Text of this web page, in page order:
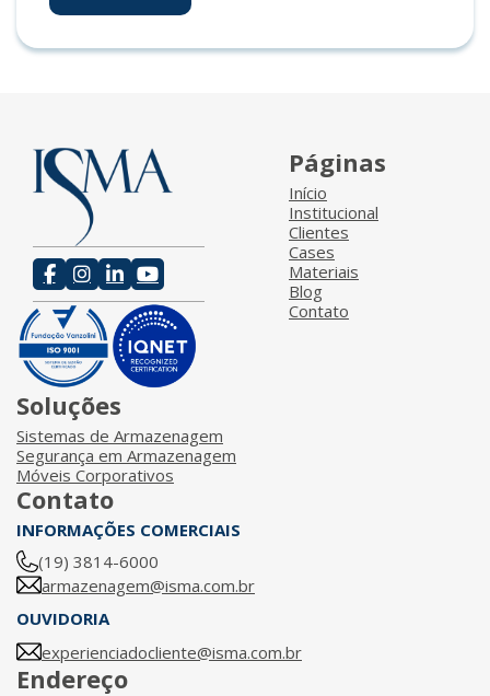
Páginas
Início
Institucional
Clientes
Cases
Materiais
Blog
Contato
Soluções
Sistemas de Armazenagem
Segurança em Armazenagem
Móveis Corporativos
Contato
INFORMAÇÕES COMERCIAIS
(19) 3814-6000
armazenagem@isma.com.br
OUVIDORIA
experienciadocliente@isma.com.br
Endereço